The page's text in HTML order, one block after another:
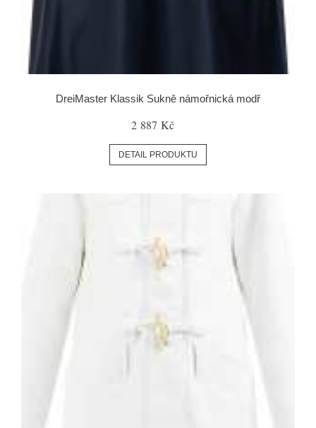
DreiMaster Klassik Sukně námořnická modř
2 887 Kč
DETAIL PRODUKTU